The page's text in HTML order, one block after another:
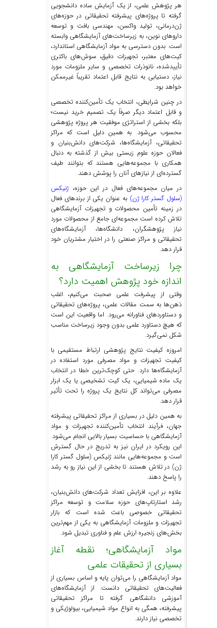
هر پژوهش علمی، از یک آزمایش ساده دانشجویی
گرفته تا پروژه‌های پیشرفته تحقیقاتی در حوزه‌های
ژن‌درمانی، تولید واکسن، مهندسی بافت و توسعه
داروهای نوین، به زیرساخت‌های آزمایشگاهی وابسته
است. بدون دسترسی به مواد آزمایشگاهی استاندارد،
کیت‌های معتبر، تجهیزات دقیق، سوش‌های باکتری
تأییدشده، نانوذرات تخصصی و سایر ملزومات مورد
نیاز، دستیابی به نتایج قابل اعتماد تقریباً غیرممکن
خواهد بود.
در چنین شرایطی، انتخاب یک تأمین‌کننده تخصصی
و قابل اعتماد دیگر صرفاً یک تصمیم خرید نیست؛
بلکه بخشی از استراتژی موفقیت هر پروژه پژوهشی
محسوب می‌شود. به همین دلیل است که مراکز
تحقیقاتی، آزمایشگاه‌ها، شرکت‌های دانش‌بنیان و
فعالان حوزه علوم زیستی بیش از گذشته به دنبال
همکاری با مجموعه‌هایی هستند که بتوانند طیف
گسترده‌ای از نیازهای آنان را پوشش دهند.
در میان مجموعه‌های فعال در این حوزه،ژنیکس
(سلول گستر کارا ژن) به عنوان یکی از برندهای فعال
در زمینه تأمین محصولات و تجهیزات آزمایشگاهی
تلاش کرده است مجموعه‌ای جامع از محصولات مورد
نیاز پژوهشگران، دانشگاه‌ها، آزمایشگاه‌های
تحقیقاتی و مراکز صنعتی را در اختیار مشتریان خود
قرار دهد.
چرا زیرساخت آزمایشگاهی به
اندازه خود پژوهش اهمیت دارد؟
وقتی از پیشرفت علمی صحبت می‌کنیم، اغلب
ذهن‌ها به سمت مقالات علمی، پروژه‌های تحقیقاتی
و دستاوردهای فناورانه می‌رود. اما واقعیت این است
که هیچ دستاورد علمی بدون وجود زیرساخت مناسب
شکل نمی‌گیرد.
امروزه کیفیت نتایج پژوهشی ارتباط مستقیمی با
کیفیت تجهیزات و مواد مصرفی مورد استفاده در
آزمایشگاه‌ها دارد. حتی کوچک‌ترین خطا در انتخاب
یک ماده شیمیایی، یک کیت تشخیصی یا یک ابزار
مصرفی می‌تواند کل نتایج یک پروژه را تحت تأثیر
قرار دهد.
به همین دلیل در بسیاری از مراکز تحقیقاتی پیشرفته
جهان، فرآیند انتخاب تأمین‌کننده تجهیزات و مواد
آزمایشگاهی با حساسیت بسیار بالایی انجام می‌شود.
این رویکرد در ایران نیز به تدریج در حال گسترش
است و مجموعه‌هایی مانند ژنیکس (سلول گستر کارا
ژن) در تلاش هستند تا بخشی از این نیاز رو به رشد
را پاسخ دهند.
علاوه بر این، افزایش تعداد شرکت‌های دانش‌بنیان،
رشد استارتاپ‌های حوزه سلامت و توسعه مراکز
تحقیقاتی خصوصی باعث شده است که بازار
تجهیزات و ملزومات آزمایشگاهی به یکی از مهم‌ترین
بخش‌های زنجیره ارزش علم و فناوری تبدیل شود.
مواد آزمایشگاهی؛ نقطه آغاز
بسیاری از تحقیقات علمی
مواد آزمایشگاهی را می‌توان پایه و اساس بسیاری از
فعالیت‌های تحقیقاتی دانست. از آزمایشگاه‌های
آموزشی دانشگاهی گرفته تا مراکز تحقیقاتی
پیشرفته، همگی به انواع مواد شیمیایی، بیولوژیکی و
تخصصی نیاز دارند.